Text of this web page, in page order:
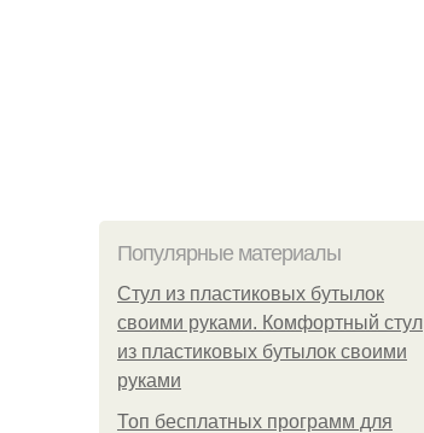
Популярные материалы
Стул из пластиковых бутылок
своими руками. Комфортный стул
из пластиковых бутылок своими
руками
Топ бесплатных программ для